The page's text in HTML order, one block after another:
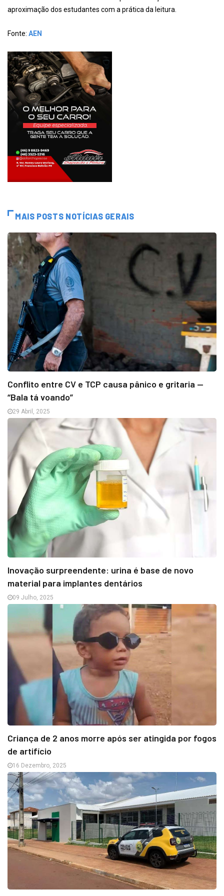
aproximação dos estudantes com a prática da leitura.
Fonte: AEN
MAIS POSTS NOTÍCIAS GERAIS
Conflito entre CV e TCP causa pânico e gritaria —
“Bala tá voando”
29 Abril, 2025
Inovação surpreendente: urina é base de novo
material para implantes dentários
09 Julho, 2025
Criança de 2 anos morre após ser atingida por fogos
de artifício
16 Dezembro, 2025